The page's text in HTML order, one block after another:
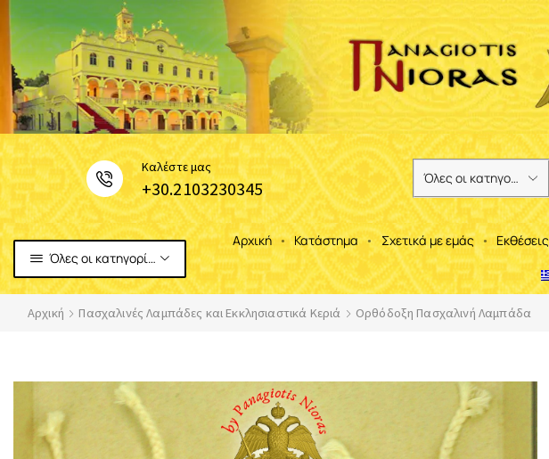
Καλέστε μας
+30.2103230345
Όλες οι κατηγορίες
Αρχική Κατάστημα Σχετικά με εμάς Εκθέσεις
Αρχική Πασχαλινές Λαμπάδες και Εκκλησιαστικά Κεριά Ορθόδοξη Πασχαλινή Λαμπάδα